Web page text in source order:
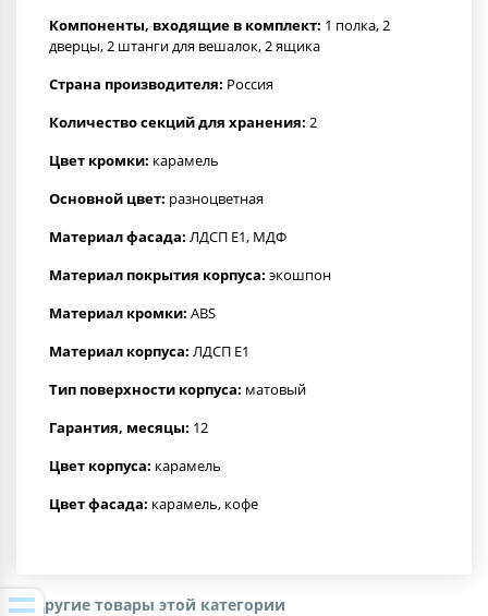
Компоненты, входящие в комплект: 1 полка, 2
дверцы, 2 штанги для вешалок, 2 ящика
Страна производителя: Россия
Количество секций для хранения: 2
Цвет кромки: карамель
Основной цвет: разноцветная
Материал фасада: ЛДСП Е1, МДФ
Материал покрытия корпуса: экошпон
Материал кромки: ABS
Материал корпуса: ЛДСП Е1
Тип поверхности корпуса: матовый
Гарантия, месяцы: 12
Цвет корпуса: карамель
Цвет фасада: карамель, кофе
Другие товары этой категории